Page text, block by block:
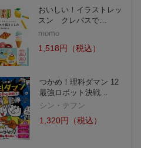
芝居 おはなが
！
ようこ
紙芝居 おおきく
おいしい！イラストレッ
スン クレパスで…
momo
1,518円（税込）
つかめ！理科ダマン 12
最強ロボット決戦…
シン・テフン
1,320円（税込）